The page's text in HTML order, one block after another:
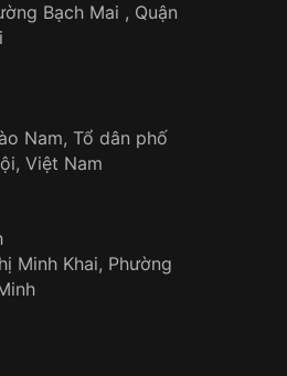
cổ tay.
và cảm giác đeo không
Bạch Mai , Quận
Nam, Tổ dân phố
Việt Nam
Minh Khai, Phường